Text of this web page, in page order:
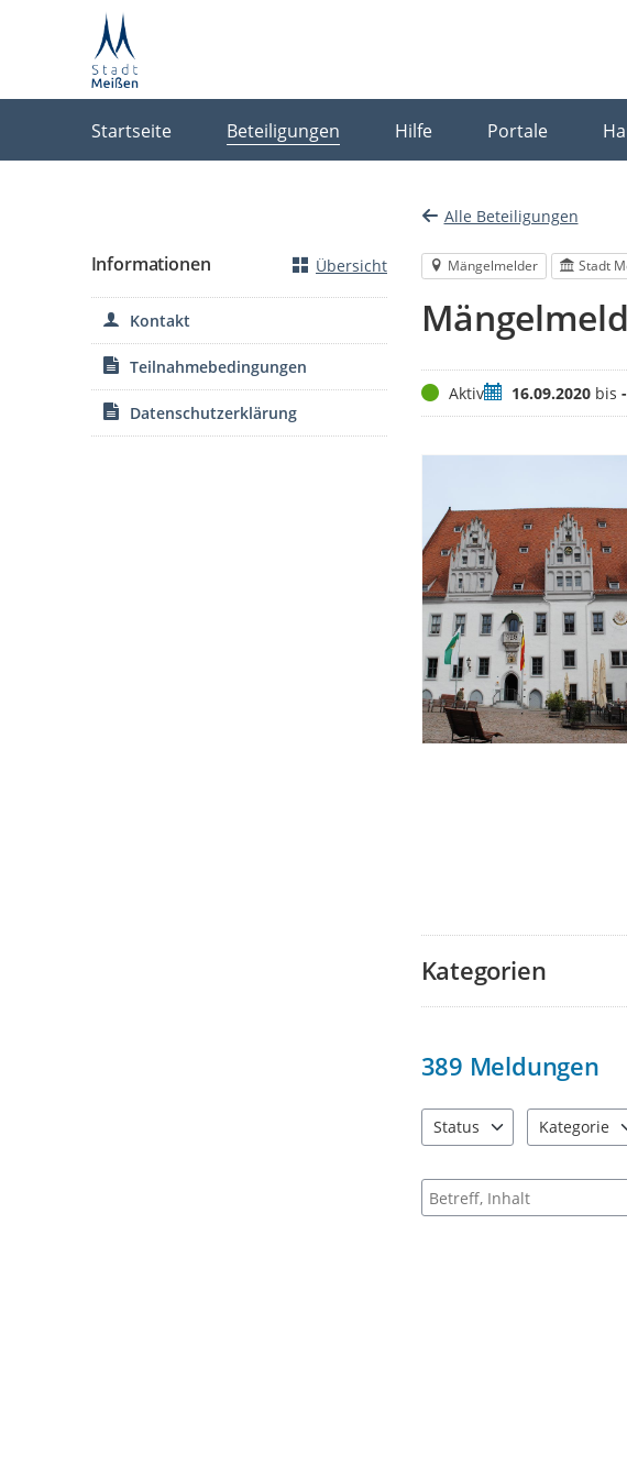
Startseite Beteiligungen Hilfe Portale
Alle Beteiligungen
Mängelmelder Stadt
StatusAktivZeitraum
16.09.2020bis -
Kategorien
389 Meldungen
Status
Kategorie
Suche nach Meldungen
Informationen Übersicht
Kontakt
Teilnahmebedingungen
Datenschutzerklärung